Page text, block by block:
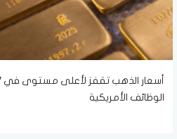
الوظائف الأمريكية